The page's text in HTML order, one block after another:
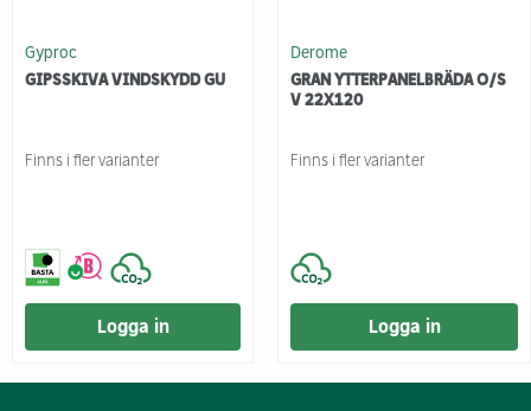
Gyproc
GIPSSKIVA VINDSKYDD GU
Finns i fler varianter
Logga in
Derome
GRAN YTTERPANELBRÄDA O/S
V 22X120
Finns i fler varianter
Logga in